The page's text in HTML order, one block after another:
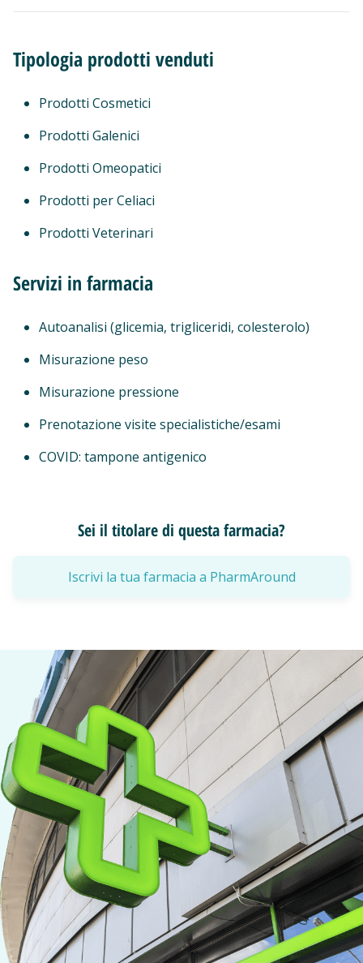
Tipologia prodotti venduti
Prodotti Cosmetici
Prodotti Galenici
Prodotti Omeopatici
Prodotti per Celiaci
Prodotti Veterinari
Servizi in farmacia
Autoanalisi (glicemia, trigliceridi, colesterolo)
Misurazione peso
Misurazione pressione
Prenotazione visite specialistiche/esami
COVID: tampone antigenico
Sei il titolare di questa farmacia?
Iscrivi la tua farmacia a PharmAround